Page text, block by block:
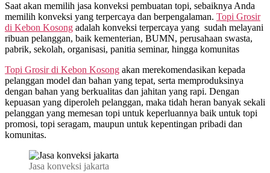
Saat akan memilih jasa konveksi pembuatan topi, sebaiknya Anda
memilih konveksi yang terpercaya dan berpengalaman. Topi Grosir
di Kebon Kosong adalah konveksi terpercaya yang sudah melayani
ribuan pelanggan, baik kementerian, BUMN, perusahaan swasta,
pabrik, sekolah, organisasi, panitia seminar, hingga komunitas
Topi Grosir di Kebon Kosong akan merekomendasikan kepada
pelanggan model dan bahan yang tepat, serta memproduksinya
dengan bahan yang berkualitas dan jahitan yang rapi. Dengan
kepuasan yang diperoleh pelanggan, maka tidah heran banyak sekali
pelanggan yang memesan topi untuk keperluannya baik untuk topi
promosi, topi seragam, maupun untuk kepentingan pribadi dan
komunitas.
Jasa konveksi jakarta